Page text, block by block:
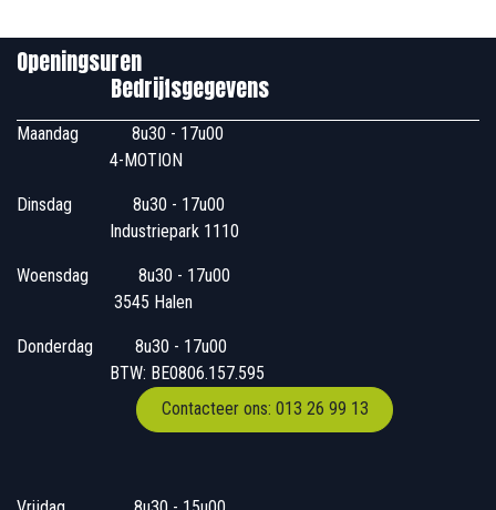
Openingsuren
Bedrijfsgegevens
Maandag
​8u30 - 17u00
4-MOTION
Dinsdag
​8u30 - 17u00
Industriepark 1110
Woensdag
​​​ 8u30 - 17u00
3545 Halen
Donderdag
​​8u30 - 17u00
BTW: BE0806.157.595
Contacteer ons: 013 26 99 13